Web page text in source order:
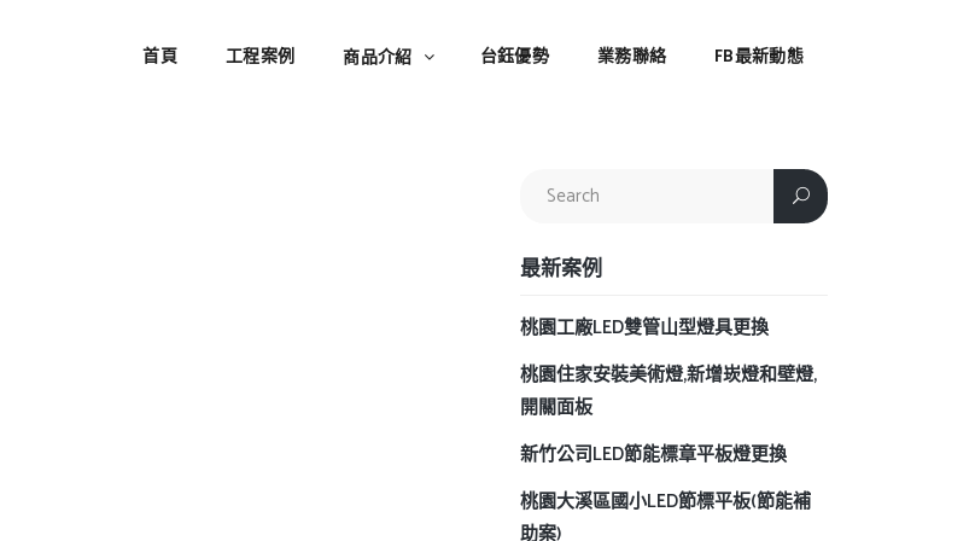
首頁 工程案例 商品介紹 台鈺優勢 業務聯絡 FB最新動態
最新案例
桃園工廠LED雙管山型燈具更換
桃園住家安裝美術燈,新增崁燈和壁燈,
開關面板
新竹公司LED節能標章平板燈更換
桃園大溪區國小LED節標平板(節能補
助案)